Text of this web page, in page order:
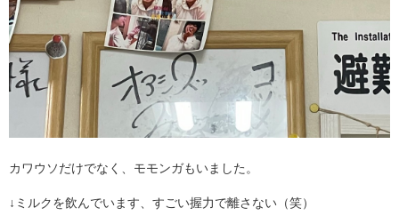
カワウソだけでなく、モモンガもいました。
↓ミルクを飲んでいます、すごい握力で離さない（笑）